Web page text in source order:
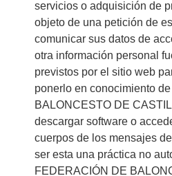
servicios o adquisición de
objeto de una petición de
comunicar sus datos de
otra información personal
previstos por el sitio web
ponerlo en conocimiento
BALONCESTO DE
descargar software o
cuerpos de los mensajes
ser esta una práctica no
FEDERACIÓN DE